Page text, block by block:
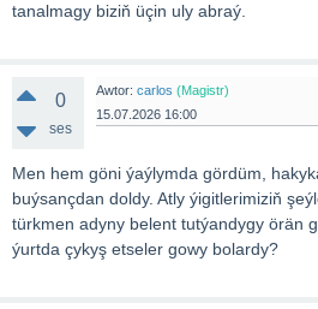
tanalmagy biziň üçin uly abraý.
0
ses
Awtor: carlos (Magistr)
15.07.2026 16:00
Men hem göni ýaýlymda gördüm,
buýsançdan doldy. Atly ýigitlerimiziň
türkmen adyny belent tutýandygy örän
ýurtda çykyş etseler gowy bolardy?